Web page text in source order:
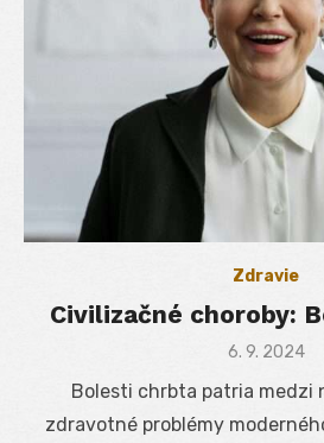
Zdravie
Civilizačné choroby:
Posted
6. 9. 2024
Bolesti chrbta patria medzi
zdravotné problémy